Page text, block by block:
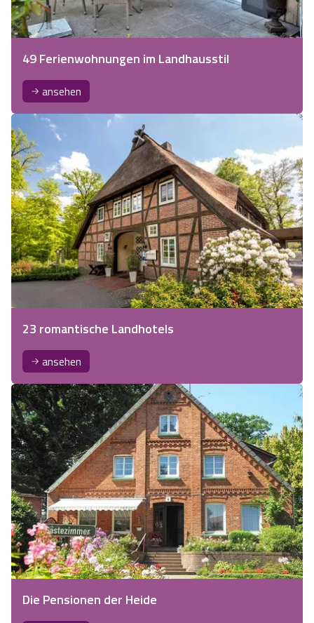
49 Ferienwohnungen im Landhausstil
ansehen
23 romantische Landhotels
ansehen
Die Pensionen der Heide